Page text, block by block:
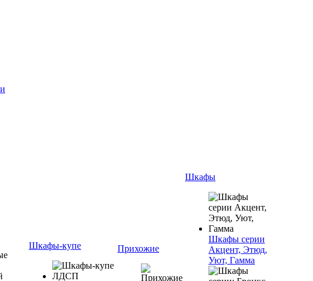
Шкафы-купе Прихожие
Шкафы
Шкафы серии
Акцент, Этюд,
Уют, Гамма